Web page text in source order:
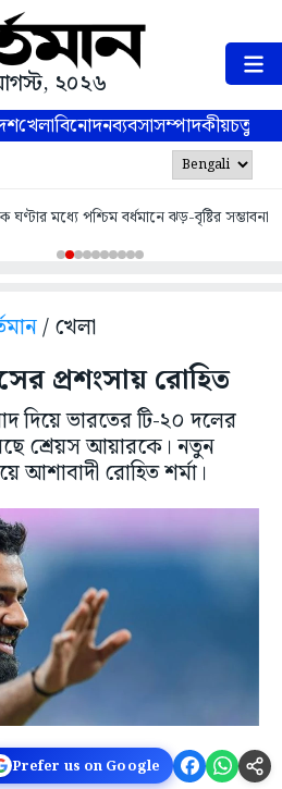
২০২৬
খেলাবিনোদনব্যবসাসম্পাদকীয়
মধ্যে পশ্চিম বর্ধমানে ঝড়-বৃষ্টির সম্ভাবনা
/ খেলা
প্রশংসায় রোহিত
দিয়ে ভারতের টি-২০ দলের
শ্রেয়স আয়ারকে। নতুন
আশাবাদী রোহিত শর্মা।
Prefer us on Google